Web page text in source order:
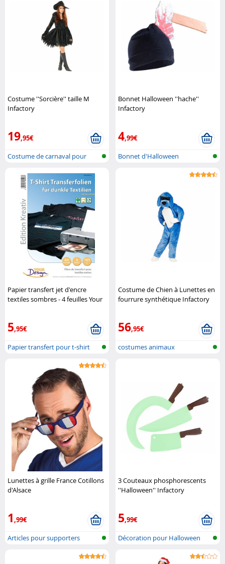
Costume ''Sorcière'' taille M
Infactory
19,95€
Costume de carnaval pour
Bonnet Halloween ''hache''
Infactory
4,99€
Bonnet d'Halloween
Papier transfert jet d'encre
textiles sombres - 4 feuilles Your
5,95€
Papier transfert pour t-shirt
Costume de Chien à Lunettes en
fourrure synthétique Infactory
56,95€
costumes animaux
Lunettes à grille France Cotillons
d'Alsace
1,99€
Articles pour supporters
3 Couteaux phosphorescents
''Halloween'' Infactory
5,99€
Décoration pour Halloween